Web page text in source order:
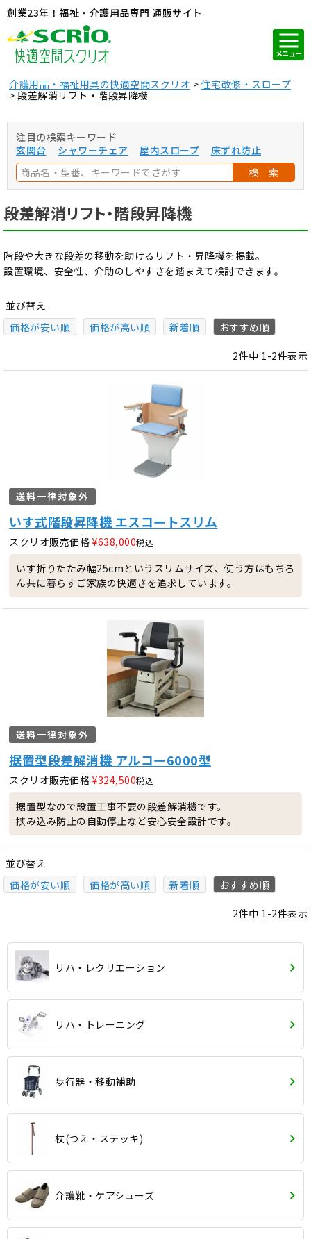
創業23年！福祉・介護用品専門 通販サイト
メニュー
介護用品・福祉用具の快適空間スクリオ
住宅改修・スロープ
段差解消リフト・階段昇降機
注目の検索キーワード
玄関台
シャワーチェア 屋内スロープ
床ずれ防止
検 索
段差解消リフト・階段昇降機
階段や大きな段差の移動を助けるリフト・昇降機を掲載。
設置環境、安全性、介助のしやすさを踏まえて検討できます。
並び替え
価格が安い順
価格が高い順 新着順 おすすめ順
2件中 1-2件表示
送料一律対象外
いす式階段昇降機 エスコートスリム
スクリオ販売価格 ¥638,000税込
いす折りたたみ幅25cmというスリムサイズ、使う方はもちろ
ん共に暮らすご家族の快適さを追求しています。
送料一律対象外
据置型段差解消機 アルコー6000型
スクリオ販売価格 ¥324,500税込
据置型なので設置工事不要の段差解消機です。
挟み込み防止の自動停止など安心安全設計です。
並び替え
価格が安い順
価格が高い順 新着順 おすすめ順
2件中 1-2件表示
リハ・レクリエーション
リハ・トレーニング
歩行器・移動補助
杖(つえ・ステッキ)
介護靴・ケアシューズ